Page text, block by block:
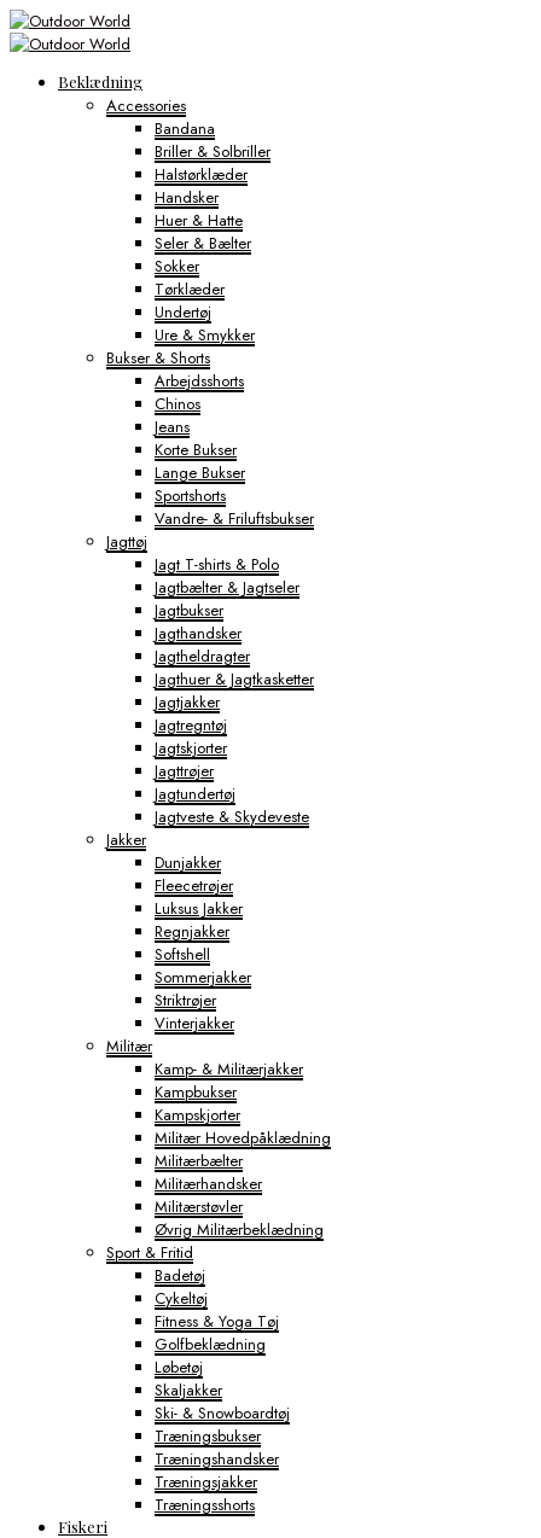
Beklædning
Accessories
Bandana
Briller & Solbriller
Halstørklæder
Handsker
Huer & Hatte
Seler & Bælter
Sokker
Tørklæder
Undertøj
Ure & Smykker
Bukser & Shorts
Arbejdsshorts
Chinos
Jeans
Korte Bukser
Lange Bukser
Sportshorts
Vandre- & Friluftsbukser
Jagttøj
Jagt T-shirts & Polo
Jagtbælter & Jagtseler
Jagtbukser
Jagthandsker
Jagtheldragter
Jagthuer & Jagtkasketter
Jagtjakker
Jagtregntøj
Jagtskjorter
Jagttrøjer
Jagtundertøj
Jagtveste & Skydeveste
Jakker
Dunjakker
Fleecetrøjer
Luksus Jakker
Regnjakker
Softshell
Sommerjakker
Striktrøjer
Vinterjakker
Militær
Kamp- & Militærjakker
Kampbukser
Kampskjorter
Militær Hovedpåklædning
Militærbælter
Militærhandsker
Militærstøvler
Øvrig Militærbeklædning
Sport & Fritid
Badetøj
Cykeltøj
Fitness & Yoga Tøj
Golfbeklædning
Løbetøj
Skaljakker
Ski- & Snowboardtøj
Træningsbukser
Træningshandsker
Træningsjakker
Træningsshorts
Fiskeri